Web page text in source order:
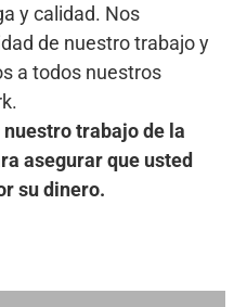
y calidad. Nos
de nuestro trabajo y
a todos nuestros
trabajo de la
asegurar que usted
su dinero.